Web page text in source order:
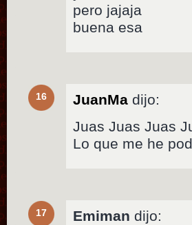
pero jajaja
buena esa
16 JuanMa dijo:
Juas Juas Juas
Lo que me he
17 Emiman dijo: